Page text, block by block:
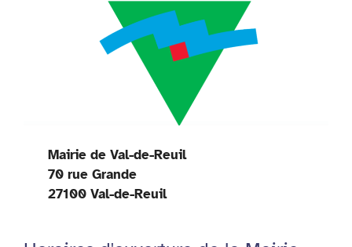
Mairie de Val-de-Reuil
70 rue Grande
27100 Val-de-Reuil